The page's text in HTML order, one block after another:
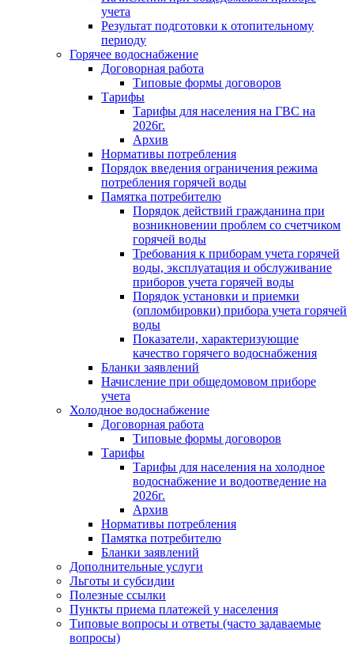
учета
Результат подготовки к отопительному
периоду
Горячее водоснабжение
Договорная работа
Типовые формы договоров
Тарифы
Тарифы для населения на ГВС на
2026г.
Архив
Нормативы потребления
Порядок введения ограничения режима
потребления горячей воды
Памятка потребителю
Порядок действий гражданина при
возникновении проблем со счетчиком
горячей воды
Требования к приборам учета горячей
воды, эксплуатация и обслуживание
приборов учета горячей воды
Порядок установки и приемки
(опломбировки) прибора учета горячей
воды
Показатели, характеризующие
качество горячего водоснабжения
Бланки заявлений
Начисление при общедомовом приборе
учета
Холодное водоснабжение
Договорная работа
Типовые формы договоров
Тарифы
Тарифы для населения на холодное
водоснабжение и водоотведение на
2026г.
Архив
Нормативы потребления
Памятка потребителю
Бланки заявлений
Дополнительные услуги
Льготы и субсидии
Полезные ссылки
Пункты приема платежей у населения
Типовые вопросы и ответы (часто задаваемые
вопросы)